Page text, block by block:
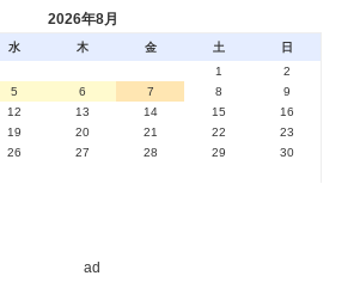
2026年8月
水 木 金 土
日
1
2
5 6 7 8
9
12 13 14 15
16
19 20 21 22
23
26 27 28 29
30
ad